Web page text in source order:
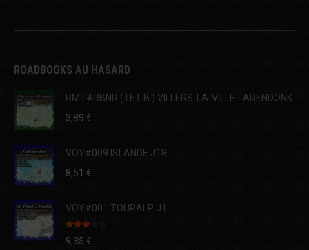
ROADBOOKS AU HASARD
RMT#RBNR (TET B.) VILLERS-LA-VILLE - ARENDONK
3,89 €
VOY#009 ISLANDE J18
8,51 €
VOY#001 TOURALP J1
Note
3.00
9,35 €